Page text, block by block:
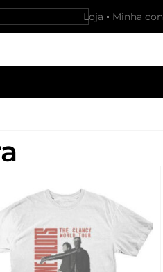
Loja Minha